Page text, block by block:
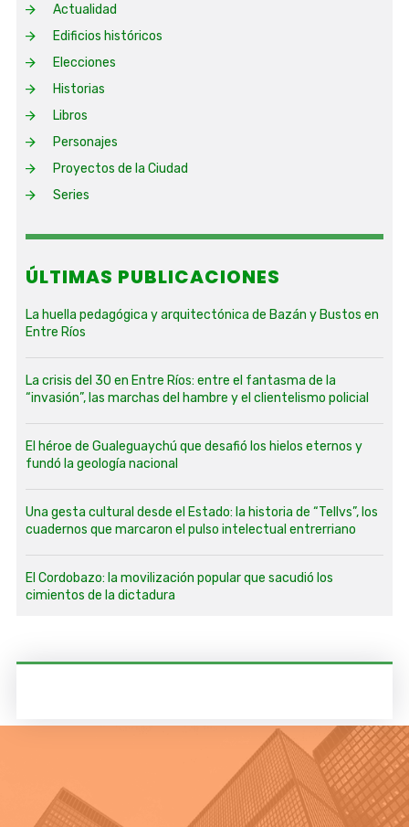
Actualidad
Edificios históricos
Elecciones
Historias
Libros
Personajes
Proyectos de la Ciudad
Series
ÚLTIMAS PUBLICACIONES
La huella pedagógica y arquitectónica de Bazán y Bustos en
Entre Ríos
La crisis del 30 en Entre Ríos: entre el fantasma de la
“invasión”, las marchas del hambre y el clientelismo policial
El héroe de Gualeguaychú que desafió los hielos eternos y
fundó la geología nacional
Una gesta cultural desde el Estado: la historia de “Tellvs”, los
cuadernos que marcaron el pulso intelectual entrerriano
El Cordobazo: la movilización popular que sacudió los
cimientos de la dictadura